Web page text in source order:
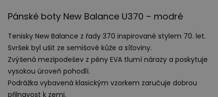
Pánské boty New Balance U370 – modré
Tenisky New Balance z řady 370 inspirované stylem 70. let.
Svršek byl ušit ze semišové kůže a síťoviny.
Zvýšená mezipodešev z pěny EVA tlumí nárazy a poskytuje
vysokou úroveň pohodlí.
Podrážka vybavená klasickým vzorkem zaručuje dobrou
přilnavost k zemi.